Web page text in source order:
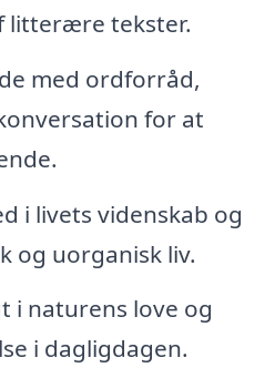
litterære tekster.
med ordforråd,
for at
i livets videnskab og
og uorganisk liv.
i naturens love og
i dagligdagen.